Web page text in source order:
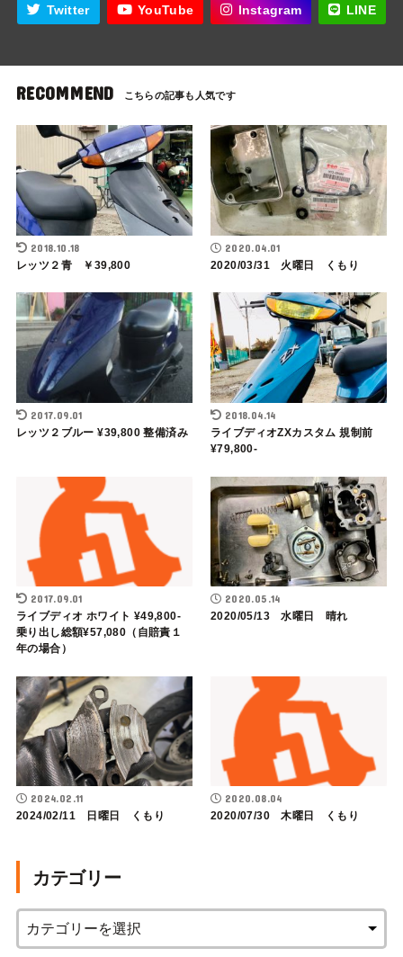
Twitter YouTube Instagram LINE
RECOMMEND
2018.10.18
レッツ２青 ￥39,800
2020.04.01
2020/03/31 火曜日 くもり
2017.09.01
レッツ２ブルー ¥39,800 整備済み
2018.04.14
ライブディオZXカスタム 規制前
¥79,800-
2017.09.01
ライブディオ ホワイト ¥49,800-
乗り出し総額¥57,080（自賠責１
年の場合）
2020.05.14
2020/05/13 水曜日 晴れ
2024.02.11
2024/02/11 日曜日 くもり
2020.08.04
2020/07/30 木曜日 くもり
カテゴリー